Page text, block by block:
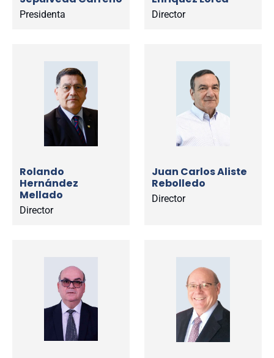
Presidenta Director
Rolando
Hernández
Mellado
Director
Juan Carlos Aliste
Rebolledo
Director